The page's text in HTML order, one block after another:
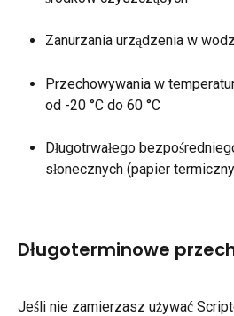
Zanurzania urządzenia w
Przechowywania w
od -20 °C do 60 °C
Długotrwałego
słonecznych (papier
Długoterminowe
Jeśli nie zamierzasz używać